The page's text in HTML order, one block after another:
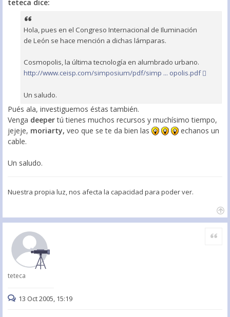
teteca dice:
Hola, pues en el Congreso Internacional de Iluminación
de León se hace mención a dichas lámparas.
Cosmopolis, la última tecnología en alumbrado urbano.
http://www.ceisp.com/simposium/pdf/simp ... opolis.pdf
Un saludo.
Pués ala, investiguemos éstas también.
Venga deepertú tienes muchos recursos y muchísimo tiempo,
jejeje, moriarty, veo que se te da bien las
echanos un
cable.
Un saludo.
Nuestra propia luz, nos afecta la capacidad para poder ver.
teteca
Citar
13 Oct 2005, 15:19